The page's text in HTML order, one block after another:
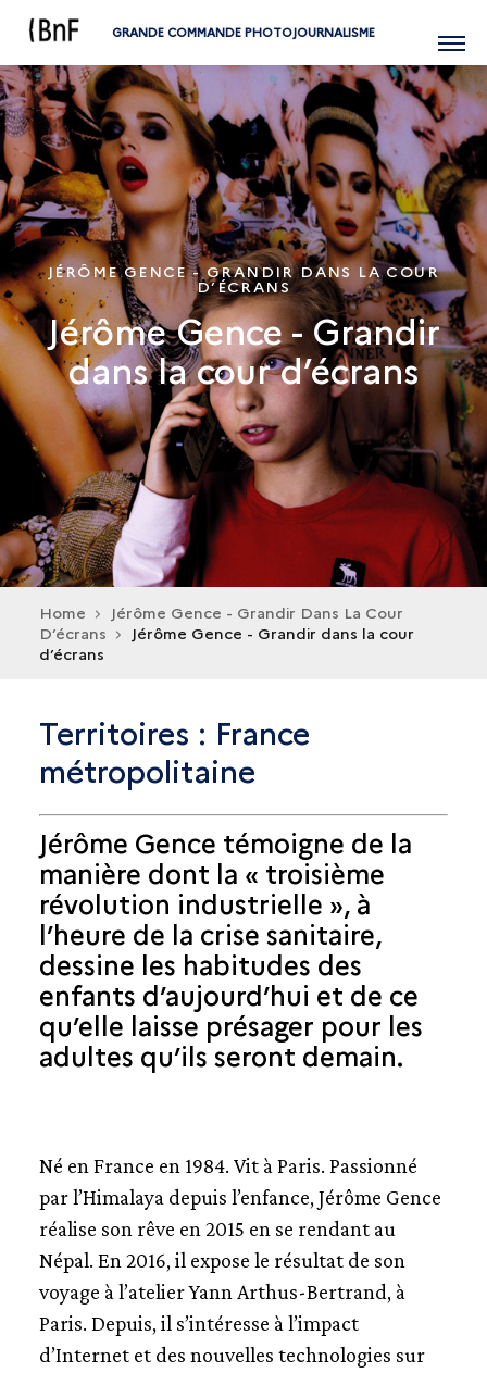
GRANDE COMMANDE PHOTOJOURNALISME Menu
JÉRÔME GENCE - GRANDIR DANS LA COUR
D’ÉCRANS
Jérôme Gence - Grandir
dans la cour d’écrans
Home
Jérôme Gence - Grandir Dans La Cour
D’écrans
Jérôme Gence - Grandir dans la cour
d’écrans
Territoires : France
métropolitaine
Jérôme Gence témoigne de la
manière dont la « troisième
révolution industrielle », à
l’heure de la crise sanitaire,
dessine les habitudes des
enfants d’aujourd’hui et de ce
qu’elle laisse présager pour les
adultes qu’ils seront demain.
Né en France en 1984. Vit à Paris. Passionné
par l’Himalaya depuis l’enfance, Jérôme Gence
réalise son rêve en 2015 en se rendant au
Népal. En 2016, il expose le résultat de son
voyage à l’atelier Yann Arthus-Bertrand, à
Paris. Depuis, il s’intéresse à l’impact
d’Internet et des nouvelles technologies sur